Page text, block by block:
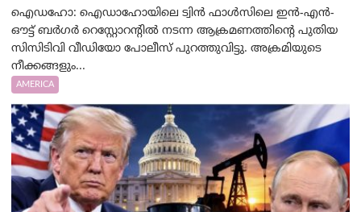
ഐഡഹോ: ഐഡാഹോയിലെ ട്വിൻ ഫാൾസിലെ ഇൻ-എൻ-
ഔട്ട് ബർഗർ റെസ്റ്റോറന്റിൽ നടന്ന ആക്രമണത്തിന്റെ പുതിയ
സിസിടിവി വീഡിയോ പോലീസ് പുറത്തുവിട്ടു. അക്രമിയുടെ
നീക്കങ്ങളും...
AMERICA